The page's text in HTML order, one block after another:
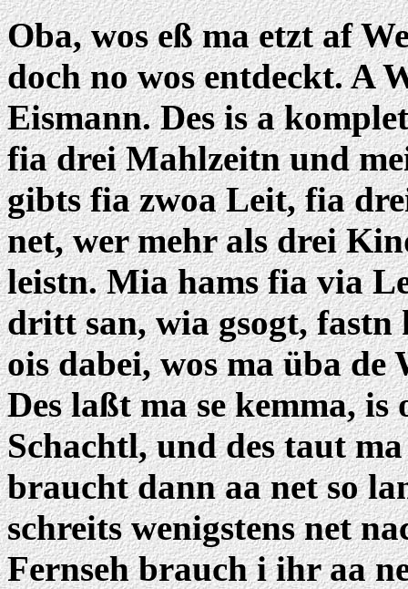
Oba, wos eß ma etzt af
doch no wos entdeckt. A
Eismann. Des is a
fia drei Mahlzeitn und
gibts fia zwoa Leit, fia
net, wer mehr als drei
leistn. Mia hams fia via
dritt san, wia gsogt, fastn
ois dabei, wos ma üba de
Des laßt ma se kemma,
Schachtl, und des taut
braucht dann aa net so
schreits wenigstens net
Fernseh brauch i ihr aa